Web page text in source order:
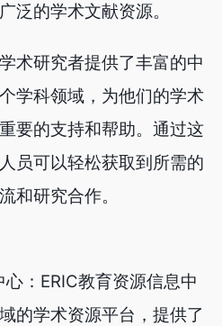
泛的学术文献资源。
术研究者提供了丰富的中
学科领域，为他们的学术
要的支持和帮助。通过这
员可以轻松获取到所需的
和研究合作。
：ERIC教育资源信息中
的学术资源平台，提供了